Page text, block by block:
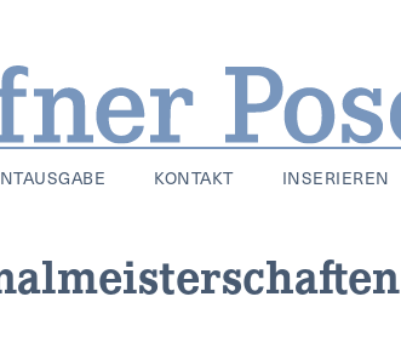
KONTAKT INSERIEREN